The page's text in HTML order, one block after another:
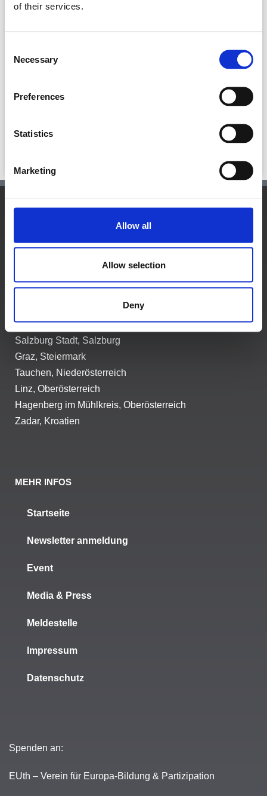
of their services.
Selection
Necessary
Preferences
Statistics
Marketing
Allow all
Allow selection
Deny
ausgelöst durch das Coronavirus SARS-CoV-2, begann
Jahrhunderts.
READ MORE »
Nüziders, Vorarlberg
Salzburg Stadt, Salzburg
Graz, Steiermark
Tauchen, Niederösterreich
Linz, Oberösterreich
Hagenberg im Mühlkreis, Oberösterreich
Zadar, Kroatien
MEHR INFOS
Startseite
Newsletter anmeldung
Event
Media & Press
Meldestelle
Impressum
Datenschutz
Spenden an:
EUth – Verein für Europa-Bildung & Partizipation